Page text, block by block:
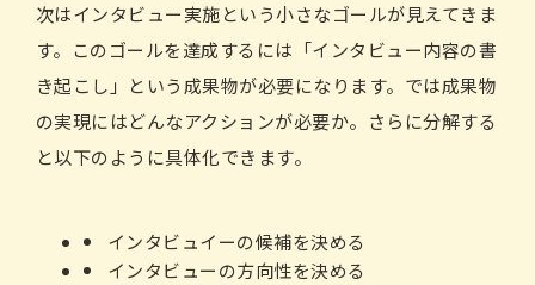
次はインタビュー実施という小さなゴールが見えてきま
す。このゴールを達成するには「インタビュー内容の書
き起こし」という成果物が必要になります。では成果物
の実現にはどんなアクションが必要か。さらに分解する
と以下のように具体化できます。
インタビュイーの候補を決める
インタビューの方向性を決める